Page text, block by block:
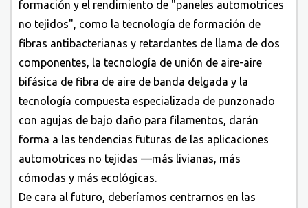
formación y el rendimiento de "paneles automotrices
no tejidos", como la tecnología de formación de
fibras antibacterianas y retardantes de llama de dos
componentes, la tecnología de unión de aire-aire
bifásica de fibra de aire de banda delgada y la
tecnología compuesta especializada de punzonado
con agujas de bajo daño para filamentos, darán
forma a las tendencias futuras de las aplicaciones
automotrices no tejidas —más livianas, más
cómodas y más ecológicas.
De cara al futuro, deberíamos centrarnos en las